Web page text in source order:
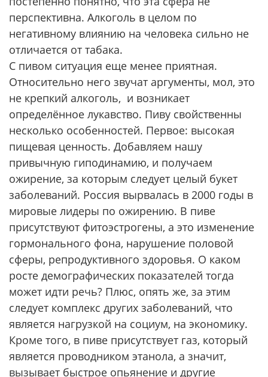
перспективна. Алкоголь в целом по
негативному влиянию на человека сильно не
отличается от табака.
С пивом ситуация еще менее приятная.
Относительно него звучат аргументы, мол, это
не крепкий алкоголь, и возникает
определённое лукавство. Пиву свойственны
несколько особенностей. Первое: высокая
пищевая ценность. Добавляем нашу
привычную гиподинамию, и получаем
ожирение, за которым следует целый букет
заболеваний. Россия вырвалась в 2000 годы в
мировые лидеры по ожирению. В пиве
присутствуют фитоэстрогены, а это изменение
гормонального фона, нарушение половой
сферы, репродуктивного здоровья. О каком
росте демографических показателей тогда
может идти речь? Плюс, опять же, за этим
следует комплекс других заболеваний, что
является нагрузкой на социум, на экономику.
Кроме того, в пиве присутствует газ, который
является проводником этанола, а значит,
вызывает быстрое опьянение и другие